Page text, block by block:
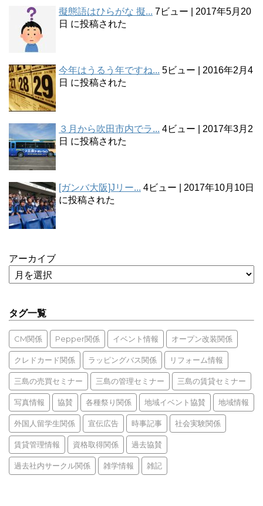
擬態語はひらがな 擬... 7ビュー
2017年5月20
日 に投稿された
今年はうるう年ですね... 5ビュー
2016年2月4
日 に投稿された
３月から吹田市内でラ... 4ビュー
2017年3月2
日 に投稿された
[ガンバ大阪]Jリー... 4ビュー
2017年10月10日
に投稿された
アーカイブ
タグ一覧
CM関係 Pepper関係 イベント情報 オープン改装関係
クレドカード関係 ラッピングバス関係 リフォーム情報
三島の売買セミナー 三島の管理セミナー 三島の賃貸セミナー
写真情報 協賛 各種祭り関係 地域イベント協賛 地域情報
外国人留学生関係 宣伝広告 時事記事 社会実験関係
賃貸管理情報 資格取得関係 過去協賛
過去社内サークル関係 雑学情報 雑記